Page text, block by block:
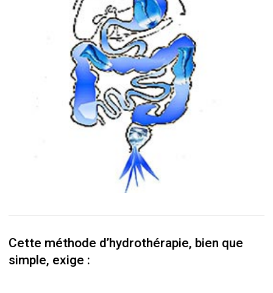
Cette méthode d’hydrothérapie, bien que
simple, exige :